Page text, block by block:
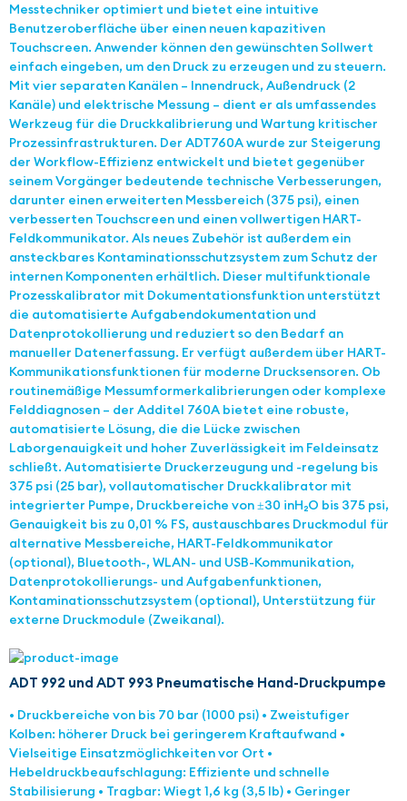
Messtechniker optimiert und bietet eine intuitive
Benutzeroberfläche über einen neuen kapazitiven
Touchscreen. Anwender können den gewünschten Sollwert
einfach eingeben, um den Druck zu erzeugen und zu steuern.
Mit vier separaten Kanälen – Innendruck, Außendruck (2
Kanäle) und elektrische Messung – dient er als umfassendes
Werkzeug für die Druckkalibrierung und Wartung kritischer
Prozessinfrastrukturen. Der ADT760A wurde zur Steigerung
der Workflow-Effizienz entwickelt und bietet gegenüber
seinem Vorgänger bedeutende technische Verbesserungen,
darunter einen erweiterten Messbereich (375 psi), einen
verbesserten Touchscreen und einen vollwertigen HART-
Feldkommunikator. Als neues Zubehör ist außerdem ein
ansteckbares Kontaminationsschutzsystem zum Schutz der
internen Komponenten erhältlich. Dieser multifunktionale
Prozesskalibrator mit Dokumentationsfunktion unterstützt
die automatisierte Aufgabendokumentation und
Datenprotokollierung und reduziert so den Bedarf an
manueller Datenerfassung. Er verfügt außerdem über HART-
Kommunikationsfunktionen für moderne Drucksensoren. Ob
routinemäßige Messumformerkalibrierungen oder komplexe
Felddiagnosen – der Additel 760A bietet eine robuste,
automatisierte Lösung, die die Lücke zwischen
Laborgenauigkeit und hoher Zuverlässigkeit im Feldeinsatz
schließt. Automatisierte Druckerzeugung und -regelung bis
375 psi (25 bar), vollautomatischer Druckkalibrator mit
integrierter Pumpe, Druckbereiche von ±30 inH₂O bis 375 psi,
Genauigkeit bis zu 0,01 % FS, austauschbares Druckmodul für
alternative Messbereiche, HART-Feldkommunikator
(optional), Bluetooth-, WLAN- und USB-Kommunikation,
Datenprotokollierungs- und Aufgabenfunktionen,
Kontaminationsschutzsystem (optional), Unterstützung für
externe Druckmodule (Zweikanal).
ADT 992 und ADT 993 Pneumatische Hand-Druckpumpe
• Druckbereiche von bis 70 bar (1000 psi) • Zweistufiger
Kolben: höherer Druck bei geringerem Kraftaufwand •
Vielseitige Einsatzmöglichkeiten vor Ort •
Hebeldruckbeaufschlagung: Effiziente und schnelle
Stabilisierung • Tragbar: Wiegt 1,6 kg (3,5 lb) • Geringer